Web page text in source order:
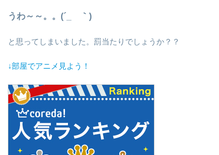
うわ～～。。(´_ゝ｀)
と思ってしまいました。罰当たりでしょうか？？
↓部屋でアニメ見よう！